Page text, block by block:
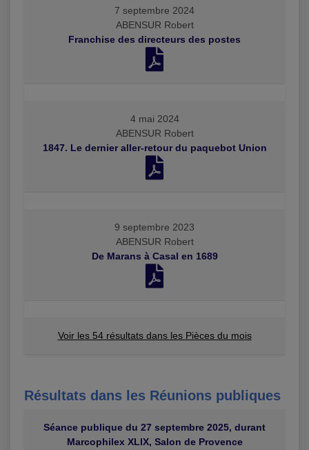
7 septembre 2024
ABENSUR Robert
Franchise des directeurs des postes
4 mai 2024
ABENSUR Robert
1847. Le dernier aller-retour du paquebot Union
9 septembre 2023
ABENSUR Robert
De Marans à Casal en 1689
Voir les 54 résultats dans les Pièces du mois
Résultats dans les Réunions publiques
Séance publique du 27 septembre 2025, durant
Marcophilex XLIX, Salon de Provence